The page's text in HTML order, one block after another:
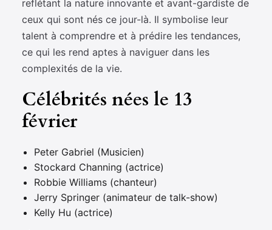
reflétant la nature innovante et avant-gardiste de
ceux qui sont nés ce jour-là. Il symbolise leur
talent à comprendre et à prédire les tendances,
ce qui les rend aptes à naviguer dans les
complexités de la vie.
Célébrités nées le 13
février
Peter Gabriel (Musicien)
Stockard Channing (actrice)
Robbie Williams (chanteur)
Jerry Springer (animateur de talk-show)
Kelly Hu (actrice)